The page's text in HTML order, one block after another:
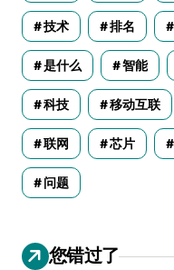
技术 排名
是什么 智能
科技 移动互联
联网 芯片
问题
您错过了